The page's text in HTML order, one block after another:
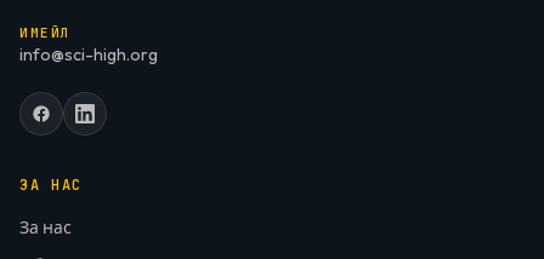
ИМЕЙЛ
info@sci-high.org
ЗА НАС
За нас